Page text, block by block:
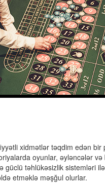
xidmətlər təqdim edən bir
oyunlar, əyləncələr və
güclü təhlükəsizlik sistemləri
etməklə məşğul olurlar.